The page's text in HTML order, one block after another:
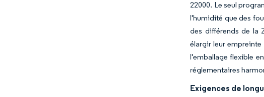
22000. Le seul
l'humidité que des
des différends de la
élargir leur
l'emballage flexible
réglementaires
Exigences de